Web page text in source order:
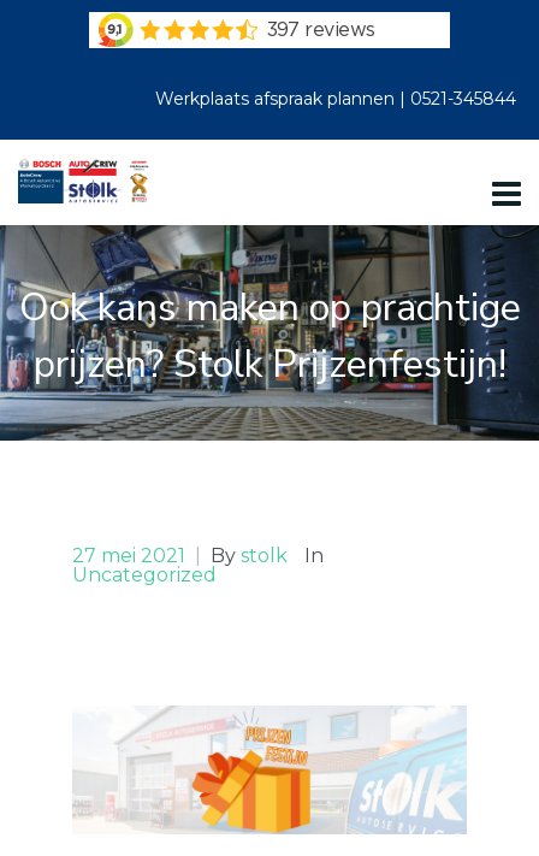
Werkplaats afspraak plannen | 0521-345844
Ook kans maken op prachtige
prijzen? Stolk Prijzenfestijn!
27 mei 2021 By stolk
In
Uncategorized